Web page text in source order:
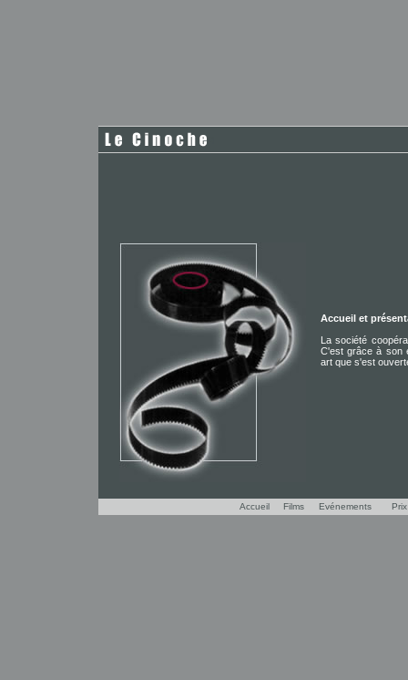
Accueil et
La société
C'est grâce à son
art que s'est
Accueil Films Evénements